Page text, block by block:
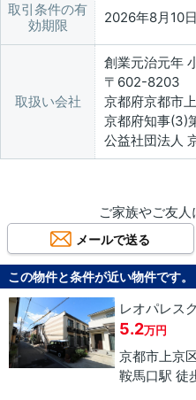
取引条件の有
効期限
2026年8月10日
取扱い会社
創業元治元年
〒602-8203
京都府京都市
京都府知事(3)
公益社団法人
ご家族やご友人
メールで送る
この物件と条件が近い物件です。
レオパレス
5.2万円
京都市上京
鞍馬口駅 徒